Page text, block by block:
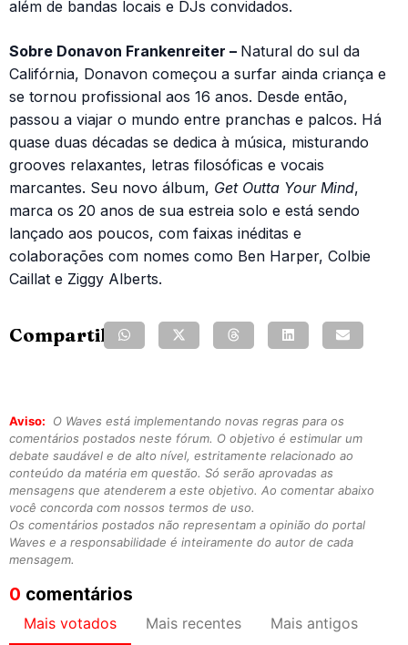
além de bandas locais e DJs convidados.
Sobre Donavon Frankenreiter – Natural do sul da
Califórnia, Donavon começou a surfar ainda criança e
se tornou profissional aos 16 anos. Desde então,
passou a viajar o mundo entre pranchas e palcos. Há
quase duas décadas se dedica à música, misturando
grooves relaxantes, letras filosóficas e vocais
marcantes. Seu novo álbum, Get Outta Your Mind,
marca os 20 anos de sua estreia solo e está sendo
lançado aos poucos, com faixas inéditas e
colaborações com nomes como Ben Harper, Colbie
Caillat e Ziggy Alberts.
Compartilhe:
Aviso:
O Waves está implementando novas regras para os
comentários postados neste fórum. O objetivo é estimular um
debate saudável e de alto nível, estritamente relacionado ao
conteúdo da matéria em questão. Só serão aprovadas as
mensagens que atenderem a este objetivo. Ao comentar abaixo
você concorda com nossos termos de uso.
Os comentários postados não representam a opinião do portal
Waves e a responsabilidade é inteiramente do autor de cada
mensagem.
0 comentários
Mais votados Mais recentes Mais antigos